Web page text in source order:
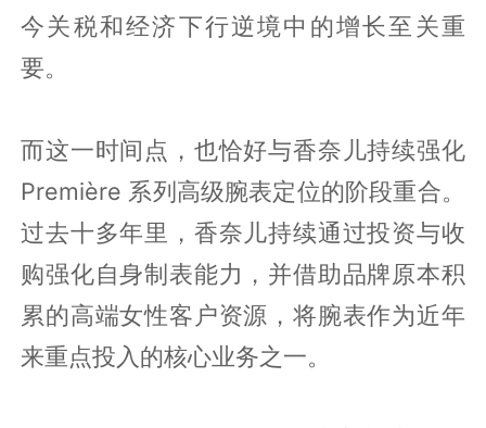
今关税和经济下行逆境中的增长至关重
要。
而这一时间点，也恰好与香奈儿持续强化
Première 系列高级腕表定位的阶段重合。
过去十多年里，香奈儿持续通过投资与收
购强化自身制表能力，并借助品牌原本积
累的高端女性客户资源，将腕表作为近年
来重点投入的核心业务之一。